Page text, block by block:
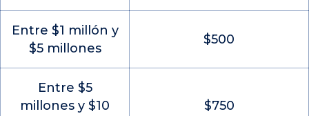
Entre $1 millón y
$5 millones
$500
Entre $5
millones y $10
$750